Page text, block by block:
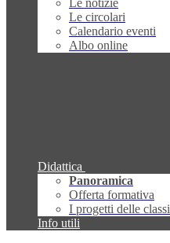
Le notizie
Le circolari
Calendario eventi
Albo online
Didattica
Panoramica
Offerta formativa
I progetti delle classi
Info utili